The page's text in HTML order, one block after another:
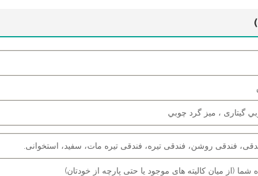
گیتاری ، ميز گرد چوبي
فندقی روشن، فندقی تیره، فندقی تیره مات، سفید، استخوانی.
شما (از میان کالیته های موجود یا حتی پارچه از خودتان)